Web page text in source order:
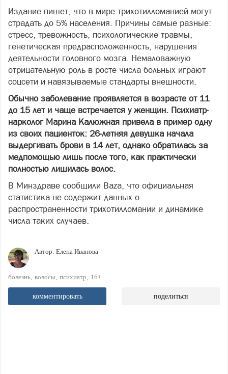
Издание пишет, что в мире трихотилломанией могут
страдать до 5% населения. Причины самые разные:
стресс, тревожность, психологические травмы,
генетическая предрасположенность, нарушения
деятельности головного мозга. Немаловажную
отрицательную роль в росте числа больных играют
соцсети и навязываемые стандарты внешности.
Обычно заболевание проявляется в возрасте от 11
до 15 лет и чаще встречается у женщин. Психиатр-
нарколог Марина Калюжная привела в пример одну
из своих пациенток: 26-летняя девушка начала
выдергивать брови в 14 лет, однако обратилась за
медпомощью лишь после того, как практически
полностью лишилась волос.
В Минздраве сообщили Baza, что официальная
статистика не содержит данных о
распространенности трихотилломании и динамике
числа таких случаев.
Автор: Елена Иванова
болезнь волосы психиатр 16+
комментировать поделиться